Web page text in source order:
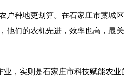
种地更划算。在石家庄市藁城
们的农机先进，效率也高，最
，实则是石家庄市科技赋能农